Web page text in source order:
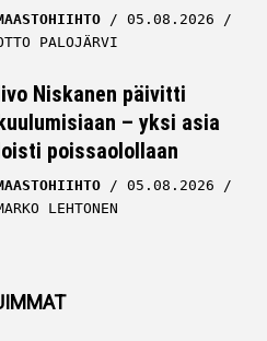
05.08.2026
PALOJÄRVI
Niskanen päivitti
– yksi asia
poissaolollaan
05.08.2026
LEHTONEN